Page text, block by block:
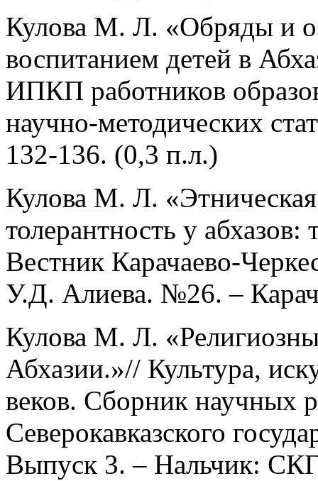
Кулова М. Л. «Обряды и
воспитанием детей в
ИПКП работников
научно-методических
132-136. (0,3 п.л.)
Кулова М. Л.
толерантность у
Вестник Карачаево-
У.Д. Алиева. №26. –
Кулова М. Л.
Абхазии.»// Культура,
веков. Сборник научных
Северокавказского
Выпуск 3. – Нальчик: